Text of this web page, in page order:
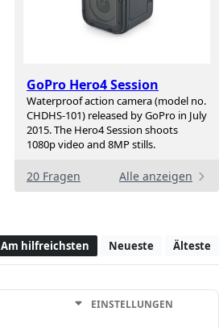
GoPro Hero4 Session
Waterproof action camera (model no.
CHDHS-101) released by GoPro in July
2015. The Hero4 Session shoots
1080p video and 8MP stills.
20 Fragen Alle anzeigen
Am hilfreichsten Neueste Älteste
EINSTELLUNGEN